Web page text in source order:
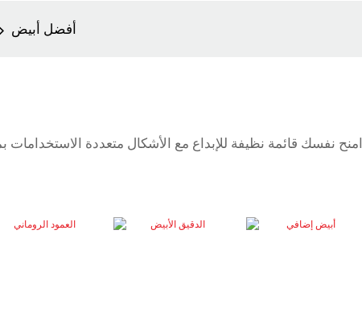
أفضل أبيض
امنح نفسك قائمة نظيفة للإبداع مع الأشكال متعددة